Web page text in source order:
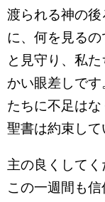
渡られる神の
に、何を見る
と見守り、私
かい眼差しで
たちに不足は
聖書は約束して
主の良くしてく
この一週間も